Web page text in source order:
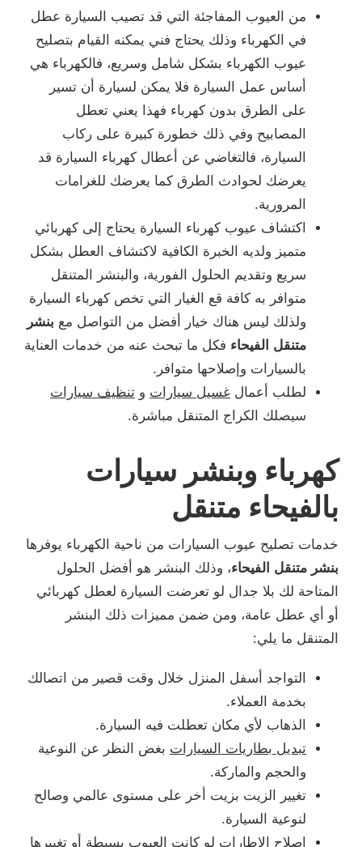
من العيوب المفاجئة التي قد تصيب السيارة عطل
في الكهرباء وذلك يحتاج فني يمكنه القيام بتصليح
عيوب الكهرباء بشكل شامل وسريع، فالكهرباء هي
أساس عمل السيارة فلا يمكن لسيارة أن تسير
على الطرق بدون كهرباء فهذا يعني تعطل
المصابيح وفي ذلك خطورة كبيرة على ركاب
السيارة، فالتغاضي عن أعطال كهرباء السيارة قد
يعرضك لحوادث الطرق كما يعرضك للغرامات
المرورية.
اكتشاف عيوب كهرباء السيارة يحتاج إلى كهربائي
متميز ولديه الخبرة الكافية لاكتشاف العطل بشكل
سريع وتقديم الحلول الفورية، والبنشر المتنقل
متوافر به كافة قع الغيار التي تخص كهرباء السيارة
ولذلك ليس هناك خيار أفضل من التواصل مع بنشر
متنقل الفيحاء فكل ما تبحث عنه من خدمات العناية
بالسيارات وإصلاحها متوافر.
لطلب أعمال غسيل سيارات و تنظيف سيارات
سيصلك الكراج المتنقل مباشرة.
كهرباء وبنشر سيارات
بالفيحاء متنقل
خدمات تصليح عيوب السيارات من ناحية الكهرباء يوفرها
بنشر متنقل الفيحاء، وذلك البنشر هو أفضل الحلول
المتاحة لك بلا جدال لو تعرضت السيارة لعطل كهربائي
أو أي عطل عامة، ومن ضمن مميزات ذلك البنشر
المتنقل ما يلي:
التواجد أسفل المنزل خلال وقت قصير من اتصالك
بخدمة العملاء.
الذهاب لأي مكان تعطلت فيه السيارة.
تبديل بطاريات السيارات بغض النظر عن النوعية
والحجم والماركة.
تغيير الزيت بزيت أخر على مستوى عالمي وصالح
لنوعية السيارة.
إصلاح الإطارات لو كانت العيوب بسيطة أو تغييرها